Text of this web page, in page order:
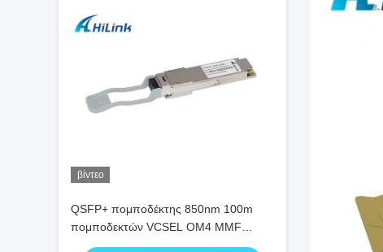
βίντεο
QSFP+ πομποδέκτης 850nm 100m
πομποδεκτών VCSEL OM4 MMF
QSFP+ η διπλή FCC LC 100G